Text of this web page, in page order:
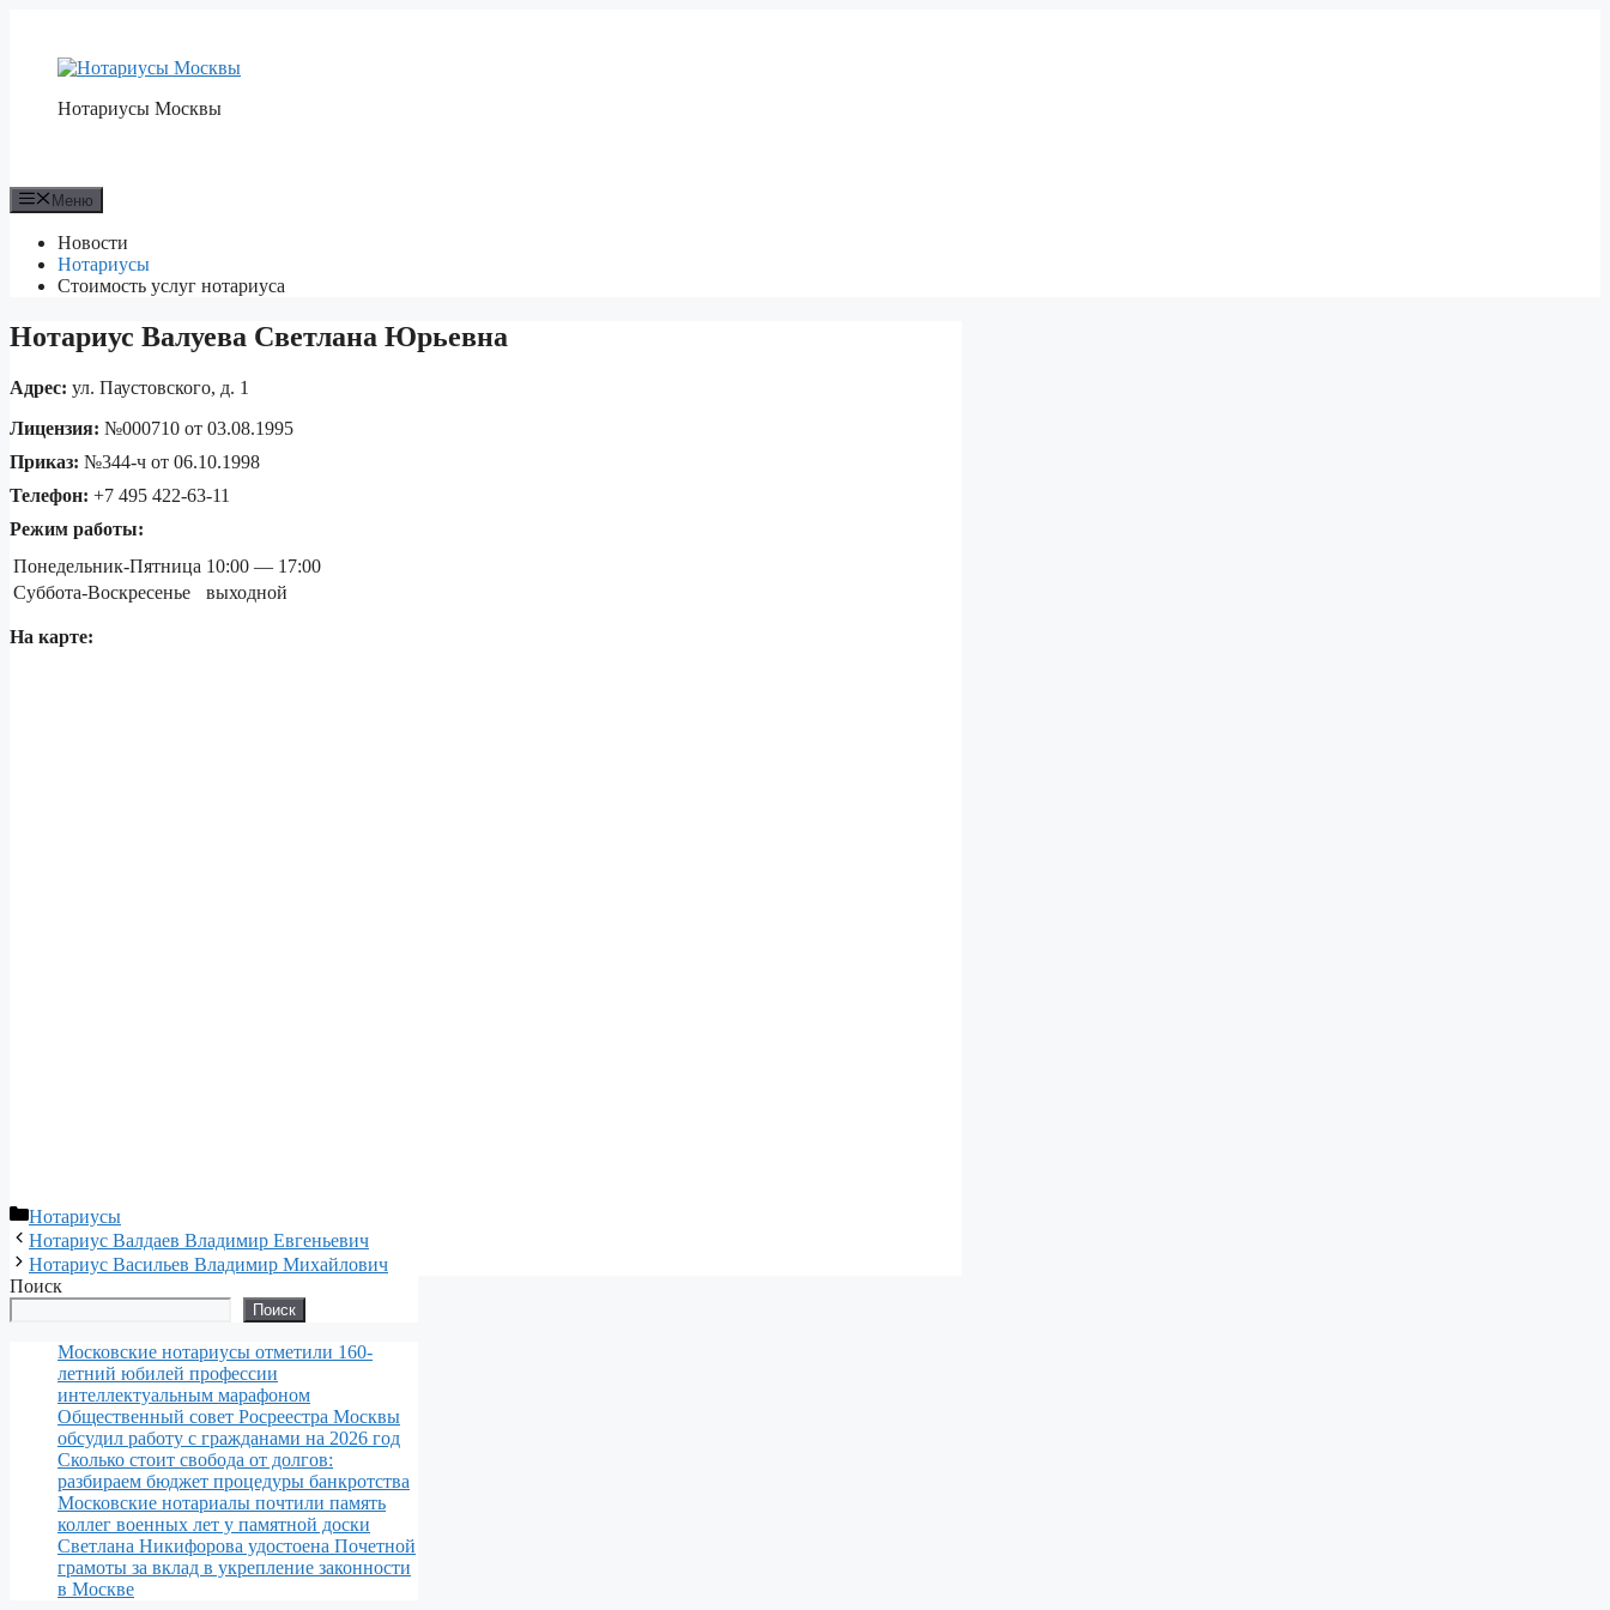
содержимому
Нотариусы Москвы
Меню
Новости
Нотариусы
Стоимость услуг нотариуса
Нотариус Валуева Светлана Юрьевна
Адрес: ул. Паустовского, д. 1
Лицензия: №000710 от 03.08.1995
Приказ: №344-ч от 06.10.1998
Телефон: +7 495 422-63-11
Режим работы:
Понедельник-Пятница 10:00 — 17:00
Суббота-Воскресенье
выходной
На карте:
Рубрики
Нотариусы
Нотариус Валдаев Владимир Евгеньевич
Нотариус Васильев Владимир Михайлович
Поиск
Поиск
Московские нотариусы отметили 160-
летний юбилей профессии
интеллектуальным марафоном
Общественный совет Росреестра Москвы
обсудил работу с гражданами на 2026 год
Сколько стоит свобода от долгов:
разбираем бюджет процедуры банкротства
Московские нотариалы почтили память
коллег военных лет у памятной доски
Светлана Никифорова удостоена Почетной
грамоты за вклад в укрепление законности
в Москве